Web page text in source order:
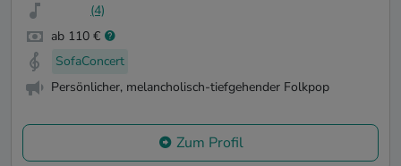
(4)
ab 110 €
SofaConcert
Persönlicher, melancholisch-tiefgehender Folkpop
Zum Profil